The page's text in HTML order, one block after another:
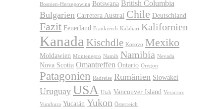
Bosnien-Herzegowina Botswana British Columbia
Bulgarien Carretera Austral Chile Deutschland
Fazit Feuerland Frankreich Kalahari Kalifornien
Kanada Kischdle Kosovo Mexiko
Moldawien Montenegro Namib Namibia Nevada
Nova Scotia Omantreffen Ontario Oregon
Patagonien Radreise Rumänien Slowakei
Uruguay USA Utah Vancouver Island Veracruz
Vumbura Yucatán Yukon Österreich